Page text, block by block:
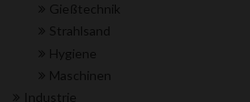
Gießtechnik
Strahlsand
Hygiene
Maschinen
Industrie